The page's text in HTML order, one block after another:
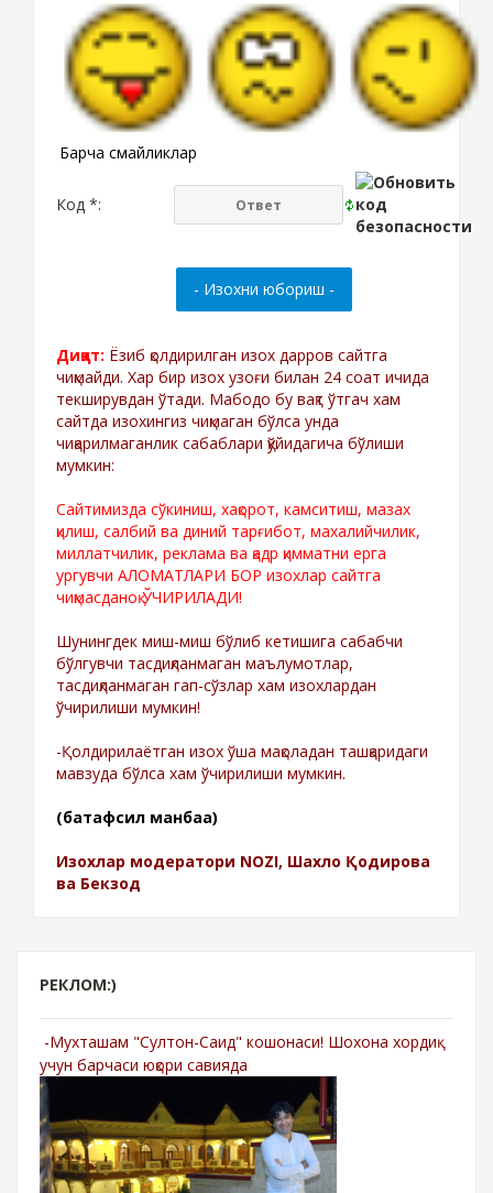
Барча смайликлар
Код *:
Диққат: Ёзиб қолдирилган изох дарров сайтга
чиқмайди. Хар бир изох узоғи билан 24 соат ичида
текширувдан ўтади. Мабодо бу вақт ўтгач хам
сайтда изохингиз чиқмаган бўлса унда
чиқарилмаганлик сабаблари қўйидагича бўлиши
мумкин:
Сайтимизда сўкиниш, хақорот, камситиш, мазах
қилиш, салбий ва диний тарғибот, махалийчилик,
миллатчилик, реклама ва қадр қимматни ерга
ургувчи АЛОМАТЛАРИ БОР изохлар сайтга
чиқмасданоқ ЎЧИРИЛАДИ!
Шунингдек миш-миш бўлиб кетишига сабабчи
бўлгувчи тасдиқланмаган маълумотлар,
тасдиқланмаган гап-сўзлар хам изохлардан
ўчирилиши мумкин!
-Қолдирилаётган изох ўша мақоладан ташқаридаги
мавзуда бўлса хам ўчирилиши мумкин.
(батафсил манбаа)
Изохлар модератори NOZI, Шахло Қодирова
ва Бекзод
РЕКЛОМ:)
-Мухташам "Султон-Саид" кошонаси! Шохона хордиқ
учун барчаси юқори савияда